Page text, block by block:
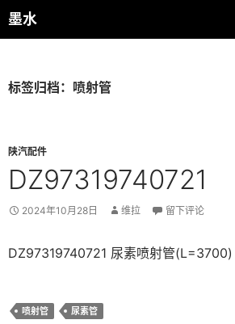
跳
至
墨水
搜
索
标签归档：喷射管
陕汽配件
DZ97319740721
2024年10月28日 维拉 留下评论
DZ97319740721 尿素喷射管(L=3700)
喷射管 尿素管